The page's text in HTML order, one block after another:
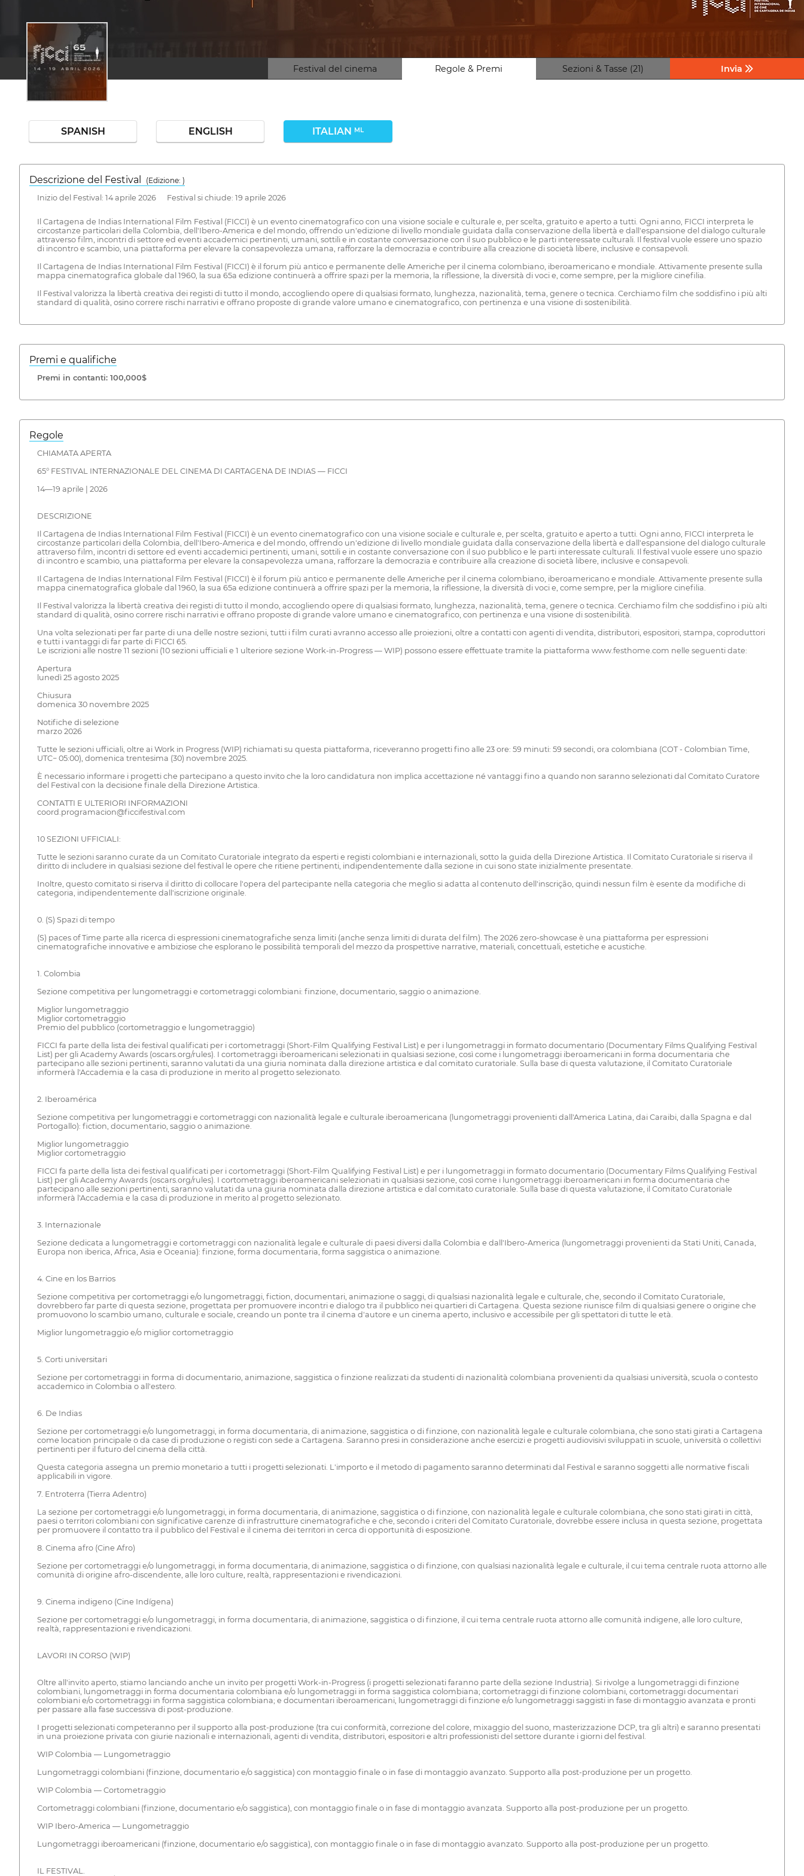
Festival del cinema Regole & Premi Sezioni & Tasse (21) Invia
SPANISH ENGLISH ITALIAN ML
Descrizione del Festival
( Edizione: )
Inizio del Festival: 14 aprile 2026 Festival si chiude: 19 aprile 2026
Il Cartagena de Indias International Film Festival (FICCI) è un evento cinematografico con una visione sociale e culturale e, per scelta, gratuito e aperto a tutti. Ogni anno, FICCI interpreta le
circostanze particolari della Colombia, dell'Ibero-America e del mondo, offrendo un'edizione di livello mondiale guidata dalla conservazione della libertà e dall'espansione del dialogo culturale
attraverso film, incontri di settore ed eventi accademici pertinenti, umani, sottili e in costante conversazione con il suo pubblico e le parti interessate culturali. Il festival vuole essere uno spazio
di incontro e scambio, una piattaforma per elevare la consapevolezza umana, rafforzare la democrazia e contribuire alla creazione di società libere, inclusive e consapevoli.
Il Cartagena de Indias International Film Festival (FICCI) è il forum più antico e permanente delle Americhe per il cinema colombiano, iberoamericano e mondiale. Attivamente presente sulla
mappa cinematografica globale dal 1960, la sua 65a edizione continuerà a offrire spazi per la memoria, la riflessione, la diversità di voci e, come sempre, per la migliore cinefilia.
Il Festival valorizza la libertà creativa dei registi di tutto il mondo, accogliendo opere di qualsiasi formato, lunghezza, nazionalità, tema, genere o tecnica. Cerchiamo film che soddisfino i più alti
standard di qualità, osino correre rischi narrativi e offrano proposte di grande valore umano e cinematografico, con pertinenza e una visione di sostenibilità.
Premi e qualifiche
Premi in contanti: 100,000$
Regole
CHIAMATA APERTA
65° FESTIVAL INTERNAZIONALE DEL CINEMA DI CARTAGENA DE INDIAS — FICCI
14—19 aprile | 2026
DESCRIZIONE
Il Cartagena de Indias International Film Festival (FICCI) è un evento cinematografico con una visione sociale e culturale e, per scelta, gratuito e aperto a tutti. Ogni anno, FICCI interpreta le
circostanze particolari della Colombia, dell'Ibero-America e del mondo, offrendo un'edizione di livello mondiale guidata dalla conservazione della libertà e dall'espansione del dialogo culturale
attraverso film, incontri di settore ed eventi accademici pertinenti, umani, sottili e in costante conversazione con il suo pubblico e le parti interessate culturali. Il festival vuole essere uno spazio
di incontro e scambio, una piattaforma per elevare la consapevolezza umana, rafforzare la democrazia e contribuire alla creazione di società libere, inclusive e consapevoli.
Il Cartagena de Indias International Film Festival (FICCI) è il forum più antico e permanente delle Americhe per il cinema colombiano, iberoamericano e mondiale. Attivamente presente sulla
mappa cinematografica globale dal 1960, la sua 65a edizione continuerà a offrire spazi per la memoria, la riflessione, la diversità di voci e, come sempre, per la migliore cinefilia.
Il Festival valorizza la libertà creativa dei registi di tutto il mondo, accogliendo opere di qualsiasi formato, lunghezza, nazionalità, tema, genere o tecnica. Cerchiamo film che soddisfino i più alti
standard di qualità, osino correre rischi narrativi e offrano proposte di grande valore umano e cinematografico, con pertinenza e una visione di sostenibilità.
Una volta selezionati per far parte di una delle nostre sezioni, tutti i film curati avranno accesso alle proiezioni, oltre a contatti con agenti di vendita, distributori, espositori, stampa, coproduttori
e tutti i vantaggi di far parte di FICCI 65.
Le iscrizioni alle nostre 11 sezioni (10 sezioni ufficiali e 1 ulteriore sezione Work-in-Progress — WIP) possono essere effettuate tramite la piattaforma www.festhome.com nelle seguenti date:
Apertura
lunedì 25 agosto 2025
Chiusura
domenica 30 novembre 2025
Notifiche di selezione
marzo 2026
Tutte le sezioni ufficiali, oltre ai Work in Progress (WIP) richiamati su questa piattaforma, riceveranno progetti fino alle 23 ore: 59 minuti: 59 secondi, ora colombiana (COT - Colombian Time,
UTC− 05:00), domenica trentesima (30) novembre 2025.
È necessario informare i progetti che partecipano a questo invito che la loro candidatura non implica accettazione né vantaggi fino a quando non saranno selezionati dal Comitato Curatore
del Festival con la decisione finale della Direzione Artistica.
CONTATTI E ULTERIORI INFORMAZIONI
coord.programacion@ficcifestival.com
10 SEZIONI UFFICIALI:
Tutte le sezioni saranno curate da un Comitato Curatoriale integrato da esperti e registi colombiani e internazionali, sotto la guida della Direzione Artistica. Il Comitato Curatoriale si riserva il
diritto di includere in qualsiasi sezione del festival le opere che ritiene pertinenti, indipendentemente dalla sezione in cui sono state inizialmente presentate.
Inoltre, questo comitato si riserva il diritto di collocare l'opera del partecipante nella categoria che meglio si adatta al contenuto dell'inscrição, quindi nessun film è esente da modifiche di
categoria, indipendentemente dall'iscrizione originale.
0. (S) Spazi di tempo
(S) paces of Time parte alla ricerca di espressioni cinematografiche senza limiti (anche senza limiti di durata del film). The 2026 zero-showcase è una piattaforma per espressioni
cinematografiche innovative e ambiziose che esplorano le possibilità temporali del mezzo da prospettive narrative, materiali, concettuali, estetiche e acustiche.
1. Colombia
Sezione competitiva per lungometraggi e cortometraggi colombiani: finzione, documentario, saggio o animazione.
Miglior lungometraggio
Miglior cortometraggio
Premio del pubblico (cortometraggio e lungometraggio)
FICCI fa parte della lista dei festival qualificati per i cortometraggi (Short-Film Qualifying Festival List) e per i lungometraggi in formato documentario (Documentary Films Qualifying Festival
List) per gli Academy Awards (oscars.org/rules). I cortometraggi iberoamericani selezionati in qualsiasi sezione, così come i lungometraggi iberoamericani in forma documentaria che
partecipano alle sezioni pertinenti, saranno valutati da una giuria nominata dalla direzione artistica e dal comitato curatoriale. Sulla base di questa valutazione, il Comitato Curatoriale
informerà l'Accademia e la casa di produzione in merito al progetto selezionato.
2. Iberoamérica
Sezione competitiva per lungometraggi e cortometraggi con nazionalità legale e culturale iberoamericana (lungometraggi provenienti dall'America Latina, dai Caraibi, dalla Spagna e dal
Portogallo): fiction, documentario, saggio o animazione.
Miglior lungometraggio
Miglior cortometraggio
FICCI fa parte della lista dei festival qualificati per i cortometraggi (Short-Film Qualifying Festival List) e per i lungometraggi in formato documentario (Documentary Films Qualifying Festival
List) per gli Academy Awards (oscars.org/rules). I cortometraggi iberoamericani selezionati in qualsiasi sezione, così come i lungometraggi iberoamericani in forma documentaria che
partecipano alle sezioni pertinenti, saranno valutati da una giuria nominata dalla direzione artistica e dal comitato curatoriale. Sulla base di questa valutazione, il Comitato Curatoriale
informerà l'Accademia e la casa di produzione in merito al progetto selezionato.
3. Internazionale
Sezione dedicata a lungometraggi e cortometraggi con nazionalità legale e culturale di paesi diversi dalla Colombia e dall'Ibero-America (lungometraggi provenienti da Stati Uniti, Canada,
Europa non iberica, Africa, Asia e Oceania): finzione, forma documentaria, forma saggistica o animazione.
4. Cine en los Barrios
Sezione competitiva per cortometraggi e/o lungometraggi, fiction, documentari, animazione o saggi, di qualsiasi nazionalità legale e culturale, che, secondo il Comitato Curatoriale,
dovrebbero far parte di questa sezione, progettata per promuovere incontri e dialogo tra il pubblico nei quartieri di Cartagena. Questa sezione riunisce film di qualsiasi genere o origine che
promuovono lo scambio umano, culturale e sociale, creando un ponte tra il cinema d'autore e un cinema aperto, inclusivo e accessibile per gli spettatori di tutte le età.
Miglior lungometraggio e/o miglior cortometraggio
5. Corti universitari
Sezione per cortometraggi in forma di documentario, animazione, saggistica o finzione realizzati da studenti di nazionalità colombiana provenienti da qualsiasi università, scuola o contesto
accademico in Colombia o all'estero.
6. De Indias
Sezione per cortometraggi e/o lungometraggi, in forma documentaria, di animazione, saggistica o di finzione, con nazionalità legale e culturale colombiana, che sono stati girati a Cartagena
come location principale o da case di produzione o registi con sede a Cartagena. Saranno presi in considerazione anche esercizi e progetti audiovisivi sviluppati in scuole, università o collettivi
pertinenti per il futuro del cinema della città.
Questa categoria assegna un premio monetario a tutti i progetti selezionati. L'importo e il metodo di pagamento saranno determinati dal Festival e saranno soggetti alle normative fiscali
applicabili in vigore.
7. Entroterra (Tierra Adentro)
La sezione per cortometraggi e/o lungometraggi, in forma documentaria, di animazione, saggistica o di finzione, con nazionalità legale e culturale colombiana, che sono stati girati in città,
paesi o territori colombiani con significative carenze di infrastrutture cinematografiche e che, secondo i criteri del Comitato Curatoriale, dovrebbe essere inclusa in questa sezione, progettata
per promuovere il contatto tra il pubblico del Festival e il cinema dei territori in cerca di opportunità di esposizione.
8. Cinema afro (Cine Afro)
Sezione per cortometraggi e/o lungometraggi, in forma documentaria, di animazione, saggistica o di finzione, con qualsiasi nazionalità legale e culturale, il cui tema centrale ruota attorno alle
comunità di origine afro-discendente, alle loro culture, realtà, rappresentazioni e rivendicazioni.
9. Cinema indigeno (Cine Indígena)
Sezione per cortometraggi e/o lungometraggi, in forma documentaria, di animazione, saggistica o di finzione, il cui tema centrale ruota attorno alle comunità indigene, alle loro culture,
realtà, rappresentazioni e rivendicazioni.
LAVORI IN CORSO (WIP)
Oltre all'invito aperto, stiamo lanciando anche un invito per progetti Work-in-Progress (i progetti selezionati faranno parte della sezione Industria). Si rivolge a lungometraggi di finzione
colombiani, lungometraggi in forma documentaria colombiana e/o lungometraggi in forma saggistica colombiana; cortometraggi di finzione colombiani, cortometraggi documentari
colombiani e/o cortometraggi in forma saggistica colombiana; e documentari iberoamericani, lungometraggi di finzione e/o lungometraggi saggisti in fase di montaggio avanzata e pronti
per passare alla fase successiva di post-produzione.
I progetti selezionati competeranno per il supporto alla post-produzione (tra cui conformità, correzione del colore, mixaggio del suono, masterizzazione DCP, tra gli altri) e saranno presentati
in una proiezione privata con giurie nazionali e internazionali, agenti di vendita, distributori, espositori e altri professionisti del settore durante i giorni del festival.
WIP Colombia — Lungometraggio
Lungometraggi colombiani (finzione, documentario e/o saggistica) con montaggio finale o in fase di montaggio avanzato. Supporto alla post-produzione per un progetto.
WIP Colombia — Cortometraggio
Cortometraggi colombiani (finzione, documentario e/o saggistica), con montaggio finale o in fase di montaggio avanzata. Supporto alla post-produzione per un progetto.
WIP Ibero-America — Lungometraggio
Lungometraggi iberoamericani (finzione, documentario e/o saggistica), con montaggio finale o in fase di montaggio avanzato. Supporto alla post-produzione per un progetto.
IL FESTIVAL.